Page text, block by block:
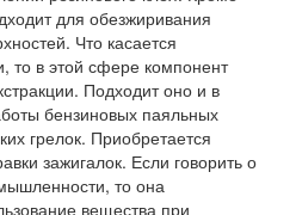
для обезжиривания
Что касается
то в этой сфере компонент
Подходит оно и в
бензиновых паяльных
грелок. Приобретается
зажигалок. Если говорить о
то она
вещества при